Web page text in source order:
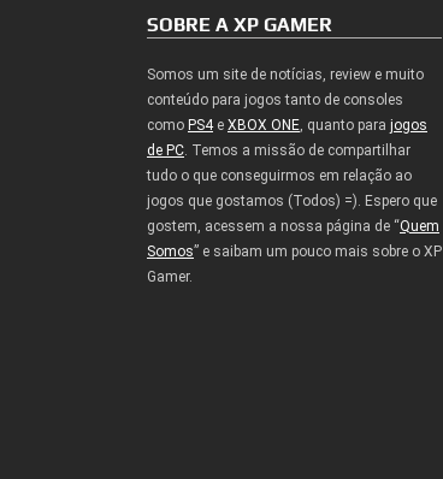
SOBRE A XP GAMER
Somos um site de notícias, review e muito
conteúdo para jogos tanto de consoles
como PS4e XBOX ONE, quanto para jogos
de PC. Temos a missão de compartilhar
tudo o que conseguirmos em relação ao
jogos que gostamos (Todos) =). Espero que
gostem, acessem a nossa página de “Quem
Somos” e saibam um pouco mais sobre o XP
Gamer.